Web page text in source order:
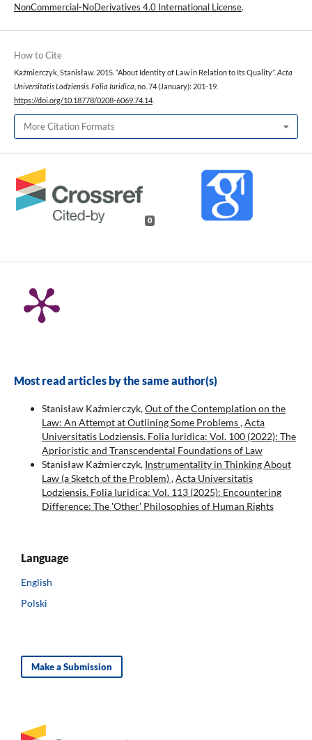
NonCommercial-NoDerivatives 4.0 International License.
How to Cite
Kaźmierczyk, Stanisław. 2015. “About Identity of Law in Relation to Its Quality”. Acta
Universitatis Lodziensis. Folia Iuridica , no. 74 (January): 201-19.
https://doi.org/10.18778/0208-6069.74.14.
More Citation Formats
0
Most read articles by the same author(s)
Stanisław Kaźmierczyk,Out of the Contemplation on the
Law: An Attempt at Outlining Some Problems,Acta
Universitatis Lodziensis. Folia Iuridica: Vol. 100 (2022): The
Aprioristic and Transcendental Foundations of Law
Stanisław Kaźmierczyk, Instrumentality in Thinking About
Law (a Sketch of the Problem),Acta Universitatis
Lodziensis. Folia Iuridica: Vol. 113 (2025): Encountering
Difference: The 'Other' Philosophies of Human Rights
Language
English
Polski
Make a Submission